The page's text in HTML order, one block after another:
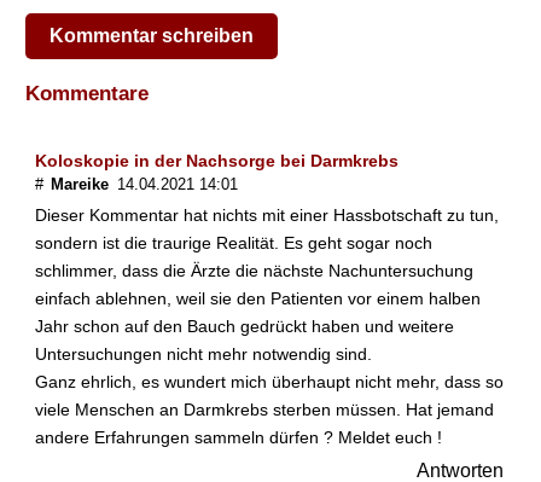
Kommentar schreiben
Kommentare
Koloskopie in der Nachsorge bei Darmkrebs
# Mareike 14.04.2021 14:01
Dieser Kommentar hat nichts mit einer Hassbotschaft zu tun,
sondern ist die traurige Realität. Es geht sogar noch
schlimmer, dass die Ärzte die nächste Nachuntersuchung
einfach ablehnen, weil sie den Patienten vor einem halben
Jahr schon auf den Bauch gedrückt haben und weitere
Untersuchungen nicht mehr notwendig sind.
Ganz ehrlich, es wundert mich überhaupt nicht mehr, dass so
viele Menschen an Darmkrebs sterben müssen. Hat jemand
andere Erfahrungen sammeln dürfen ? Meldet euch !
Antworten
s
s
m
i
n
D
a
r
m
k
b
s
v